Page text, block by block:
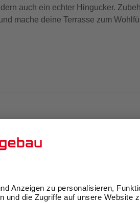
auch ein echter Hingucker.
mache deine Terrasse zum